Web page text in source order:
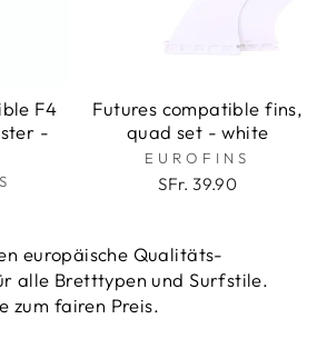
F4
-
Futures compatible fins,
quad set - white
EUROFINS
SFr. 39.90
europäische Qualitäts-
alle Bretttypen und Surfstile.
zum fairen Preis.